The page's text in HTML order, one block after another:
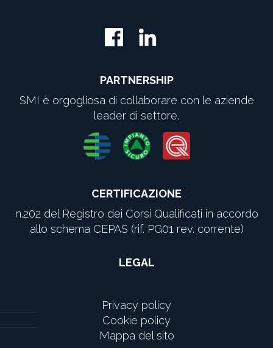
PARTNERSHIP
SMI è orgogliosa di collaborare con le aziende
leader di settore.
CERTIFICAZIONE
n.202 del Registro dei Corsi Qualificati in accordo
allo schema CEPAS (rif. PG01 rev. corrente)
LEGAL
Privacy policy
Cookie policy
Mappa del sito